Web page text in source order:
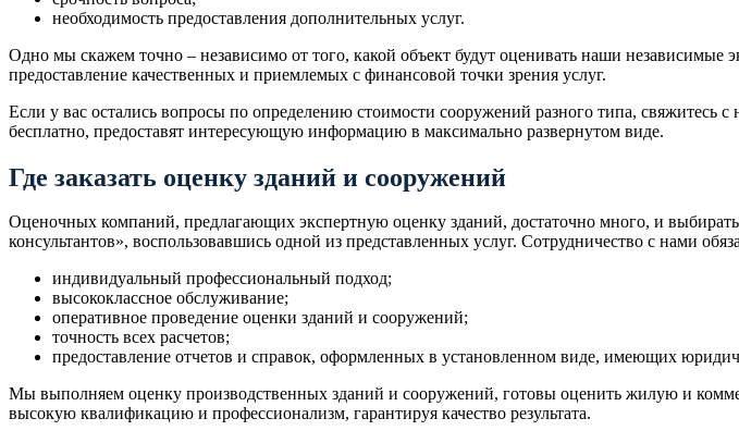
необходимость предоставления дополнительных услуг.
Одно мы скажем точно – независимо от того, какой объект будут оценивать наши
предоставление качественных и приемлемых с финансовой точки зрения услуг.
Если у вас остались вопросы по определению стоимости сооружений разного типа,
бесплатно, предоставят интересующую информацию в максимально развернутом виде.
Где заказать оценку зданий и сооружений
Оценочных компаний, предлагающих экспертную оценку зданий, достаточно много, и
консультантов», воспользовавшись одной из представленных услуг. Сотрудничество с нами
индивидуальный профессиональный подход;
высококлассное обслуживание;
оперативное проведение оценки зданий и сооружений;
точность всех расчетов;
предоставление отчетов и справок, оформленных в установленном виде, имеющих
Мы выполняем оценку производственных зданий и сооружений, готовы оценить жилую и
высокую квалификацию и профессионализм, гарантируя качество результата.